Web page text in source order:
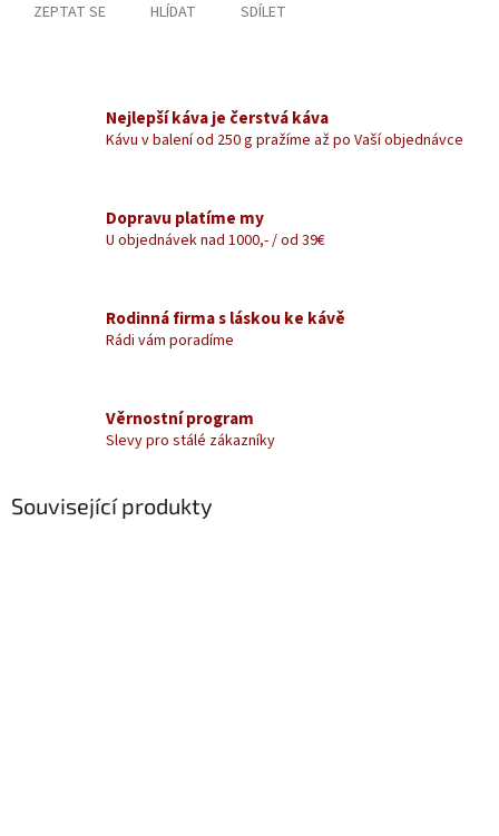
ZEPTAT SE HLÍDAT SDÍLET
Nejlepší káva je čerstvá káva
Kávu v balení od 250 g pražíme až po Vaší objednávce
Dopravu platíme my
U objednávek nad 1000,- / od 39€
Rodinná firma s láskou ke kávě
Rádi vám poradíme
Věrnostní program
Slevy pro stálé zákazníky
Související produkty